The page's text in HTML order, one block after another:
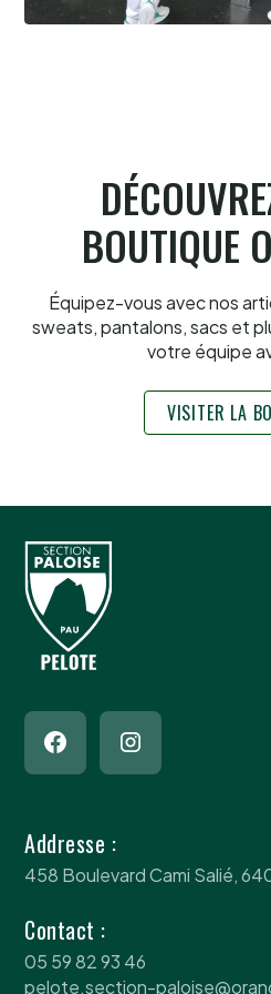
BOUTIQUE
Équipez-vous avec nos
sweats, pantalons, sacs et
votre équipe
VISITER LA
Addresse :
458 Boulevard Cami Salié,
Contact :
05 59 82 93 46
pelote.section-